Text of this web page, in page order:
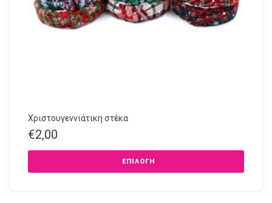
Χριστουγεννιάτικη στέκα
€2,00
ΕΠΙΛΟΓΉ